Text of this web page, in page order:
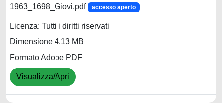
1963_1698_Giovi.pdf accesso aperto
Licenza: Tutti i diritti riservati
Dimensione 4.13 MB
Formato Adobe PDF
Visualizza/Apri